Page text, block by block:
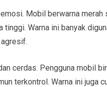
Mobil berwarna merah
Warna ini banyak
cerdas. Pengguna mobil
terkontrol. Warna ini juga